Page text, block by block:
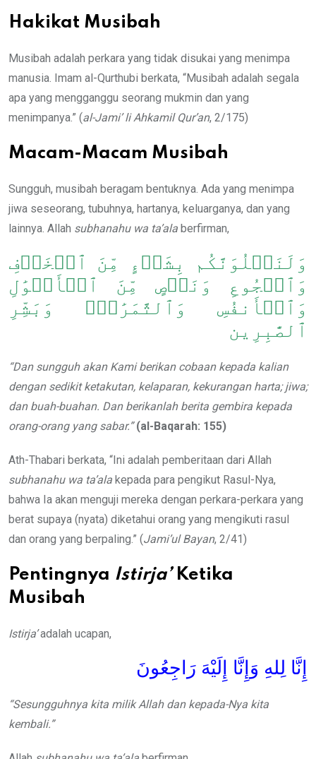
Hakikat Musibah
Musibah adalah perkara yang tidak disukai yang menimpa
manusia. Imam al-Qurthubi berkata, “Musibah adalah segala
apa yang mengganggu seorang mukmin dan yang
menimpanya.” (al-Jami’ li Ahkamil Qur’an, 2/175)
Macam-Macam Musibah
Sungguh, musibah beragam bentuknya. Ada yang menimpa
jiwa seseorang, tubuhnya, hartanya, keluarganya, dan yang
lainnya. Allah subhanahu wa ta’ala berfirman,
وَلَنَبۡلُوَنَّكُم بِشَيۡءٍ مِّنَ ٱلۡخَوۡفِ
وَٱلۡجُوعِ وَنَقۡصٍ مِّنَ ٱلۡأَمۡوَٰلِ
وَٱلۡأَنفُسِ وَٱلثَّمَرَٰتِۗ وَبَشِّرِ
ٱلصَّٰبِرِين
“Dan sungguh akan Kami berikan cobaan kepada kalian
dengan sedikit ketakutan, kelaparan, kekurangan harta; jiwa;
dan buah-buahan. Dan berikanlah berita gembira kepada
orang-orang yang sabar.” (al-Baqarah: 155)
Ath-Thabari berkata, “Ini adalah pemberitaan dari Allah
subhanahu wa ta’ala kepada para pengikut Rasul-Nya,
bahwa Ia akan menguji mereka dengan perkara-perkara yang
berat supaya (nyata) diketahui orang yang mengikuti rasul
dan orang yang berpaling.” (Jami’ul Bayan, 2/41)
Pentingnya Istirja’ Ketika
Musibah
Istirja’adalah ucapan,
إِنَّا لِلهِ وَإِنَّا إِلَيْهَ رَاجِعُونَ
“Sesungguhnya kita milik Allah dan kepada-Nya kita
kembali.”